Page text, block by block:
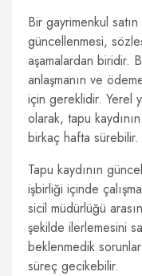
Bir gayrimenkul satın
güncellenmesi,
aşamalardan biridir.
anlaşmanın ve
için gereklidir. Yerel
olarak, tapu
birkaç hafta sürebilir.
Tapu kaydının
işbirliği içinde
sicil müdürlüğü
şekilde ilerlemesini
beklenmedik
süreç gecikebilir.